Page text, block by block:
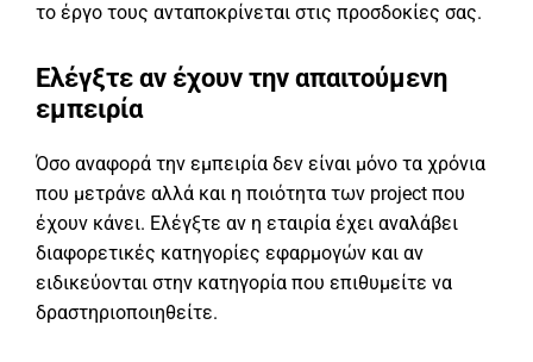
το έργο τους ανταποκρίνεται στις προσδοκίες σας.
Ελέγξτε αν έχουν την απαιτούμενη
εμπειρία
Όσο αναφορά την εμπειρία δεν είναι μόνο τα χρόνια
που μετράνε αλλά και η ποιότητα των project που
έχουν κάνει. Ελέγξτε αν η εταιρία έχει αναλάβει
διαφορετικές κατηγορίες εφαρμογών και αν
ειδικεύονται στην κατηγορία που επιθυμείτε να
δραστηριοποιηθείτε.